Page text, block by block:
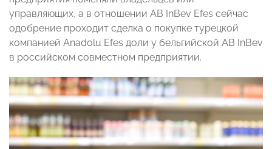
управляющих, а в отношении AB InBev Efes сейчас
одобрение проходит сделка о покупке турецкой
компанией Anadolu Efes доли у бельгийской AB InBev
в российском совместном предприятии.